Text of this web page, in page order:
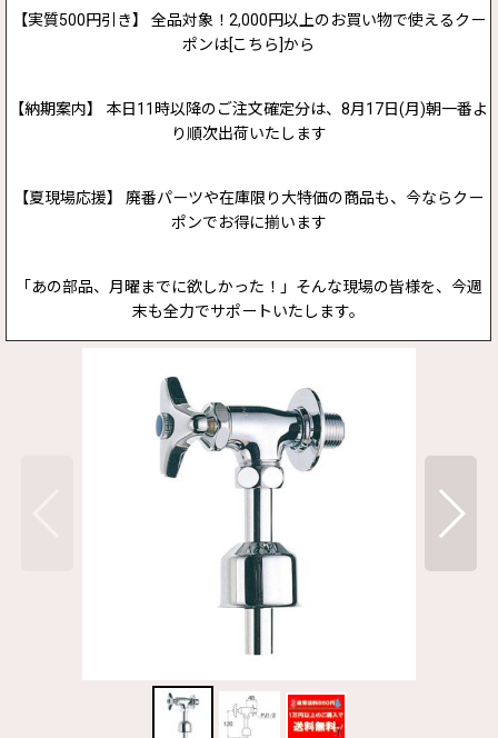
【実質500円引き】 全品対象！2,000円以上のお買い物で使えるクー
ポンは[こちら]から
【納期案内】 本日11時以降のご注文確定分は、8月17日(月)朝一番よ
り順次出荷いたします
【夏現場応援】 廃番パーツや在庫限り大特価の商品も、今ならクー
ポンでお得に揃います
「あの部品、月曜までに欲しかった！」そんな現場の皆様を、今週
末も全力でサポートいたします。